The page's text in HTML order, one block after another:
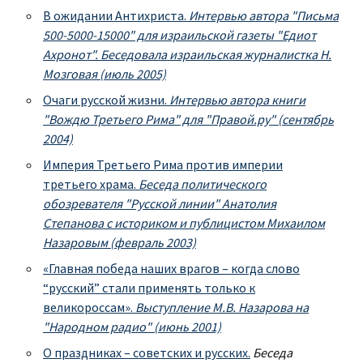
В ожидании Антихриста. Интервью автора "Письма
500-5000-15000" для израильской газеты "Едиот
Ахронот". Беседовала израильская журналистка Н.
Мозговая (июль 2005)
Очаги русской жизни. Интервью автора книги
"Вождю Третьего Рима" для "Правой.ру" (сентябрь
2004)
Империя Третьего Рима против империи
третьего храма. Беседа политического
обозревателя "Русской линии" Анатолия
Степанова с историком и публицистом Михаилом
Назаровым (февраль 2003)
«Главная победа наших врагов – когда слово
“русский” стали применять только к
великороссам». Выступление М.В. Назарова на
"Народном радио" (июнь 2001)
О праздниках – советских и русских. Беседа